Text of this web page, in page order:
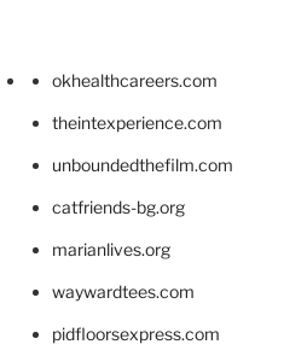
okhealthcareers.com
theintexperience.com
unboundedthefilm.com
catfriends-bg.org
marianlives.org
waywardtees.com
pidfloorsexpress.com